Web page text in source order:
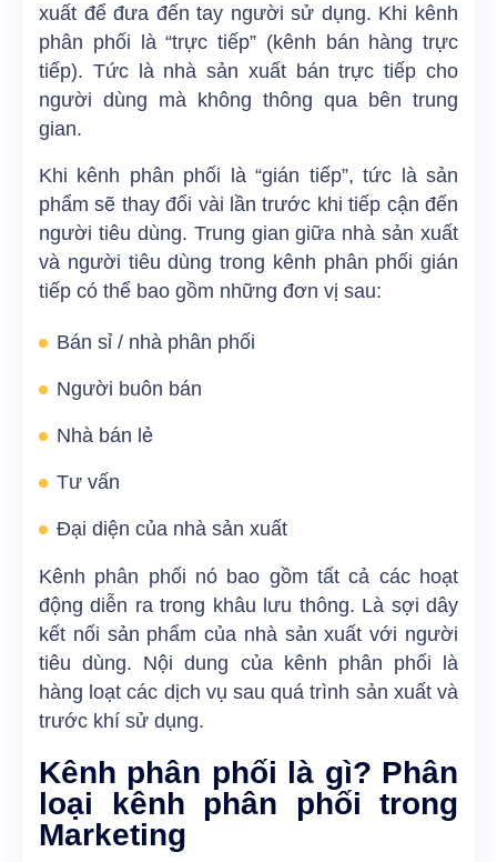
xuất để đưa đến tay người sử dụng. Khi kênh
phân phối là “trực tiếp” (kênh bán hàng trực
tiếp). Tức là nhà sản xuất bán trực tiếp cho
người dùng mà không thông qua bên trung
gian.
Khi kênh phân phối là “gián tiếp”, tức là sản
phẩm sẽ thay đổi vài lần trước khi tiếp cận đến
người tiêu dùng. Trung gian giữa nhà sản xuất
và người tiêu dùng trong kênh phân phối gián
tiếp có thể bao gồm những đơn vị sau:
Bán sỉ / nhà phân phối
Người buôn bán
Nhà bán lẻ
Tư vấn
Đại diện của nhà sản xuất
Kênh phân phối nó bao gồm tất cả các hoạt
động diễn ra trong khâu lưu thông. Là sợi dây
kết nối sản phẩm của nhà sản xuất với người
tiêu dùng. Nội dung của kênh phân phối là
hàng loạt các dịch vụ sau quá trình sản xuất và
trước khí sử dụng.
Kênh phân phối là gì? Phân
loại kênh phân phối trong
Marketing